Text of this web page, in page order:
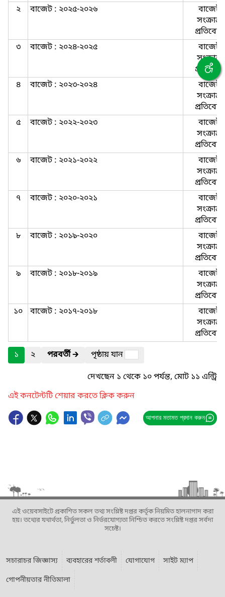
২
বাজেট : ২০২৫-২০২৬
বাজেট-
সংক্রান্ত-
৩
বাজেট : ২০২৪-২০২৫
বাজেট-
সংক্রান্ত-
৪
বাজেট : ২০২৩-২০২৪
বাজেট-
সংক্রান্ত-
৫
বাজেট : ২০২২-২০২৩
বাজেট-
সংক্রান্ত-
৬
বাজেট : ২০২১-২০২২
বাজেট-
সংক্রান্ত-
৭
বাজেট : ২০২০-২০২১
বাজেট-
সংক্রান্ত-
৮
বাজেট : ২০১৯-২০২০
বাজেট-
সংক্রান্ত-
৯
বাজেট : ২০১৮-২০১৯
বাজেট-
সংক্রান্ত-
১০
বাজেট : ২০১৭-২০১৮
বাজেট-
সংক্রান্ত-
১
২ পরবর্তী🡲
পৃষ্ঠায় যান
দেখছেন ১ থেকে ১০ পর্যন্ত, মোট ১১ এন্ট্রি
এই কনটেন্টটি শেয়ার করতে ক্লিক করুন
আপনার মতামত প্রদান করুন
এই ওয়েবসাইটে প্রকাশিত সকল তথ্য সংশ্লিষ্ট দপ্তর কর্তৃক নিয়মিত হালনাগাদ করা
হয়। তথ্যের যথার্থতা, নির্ভুলতা ও নির্ভরযোগ্যতা নিশ্চিত করতে সংশ্লিষ্ট দপ্তর সর্বদা
সচেষ্ট।
সচারাচর জিজ্ঞাস্য ব্যবহারের শর্তাবলী যোগাযোগ
সাইট ম্যাপ
গোপনীয়তার নীতিমালা